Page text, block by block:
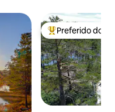
Entre os
Preferido dos